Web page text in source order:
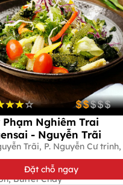
Phạm Nghiêm Trai
- Nguyễn Trãi
Trãi, P. Nguyễn Cư trinh,
Buffet Chay
Đặt chỗ ngay